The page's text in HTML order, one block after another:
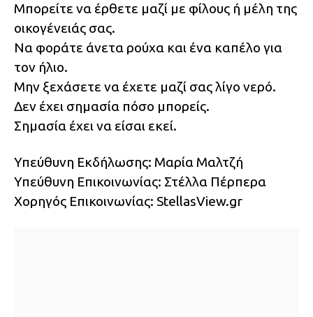
Μπορείτε να έρθετε μαζί με φίλους ή μέλη της
οικογένειάς σας.
Να φοράτε άνετα ρούχα και ένα καπέλο για
τον ήλιο.
Μην ξεχάσετε να έχετε μαζί σας λίγο νερό.
Δεν έχει σημασία πόσο μπορείς.
Σημασία έχει να είσαι εκεί.
Υπεύθυνη Εκδήλωσης: Μαρία Μαλτζή
Υπεύθυνη Επικοινωνίας: Στέλλα Πέρπερα
Χορηγός Επικοινωνίας: StellasView.gr